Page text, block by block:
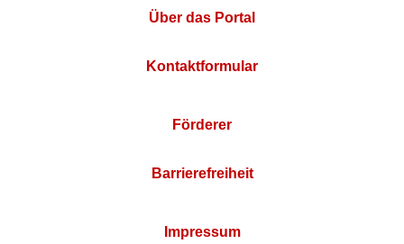
Über das Portal
Kontaktformular
Förderer
Barrierefreiheit
Impressum